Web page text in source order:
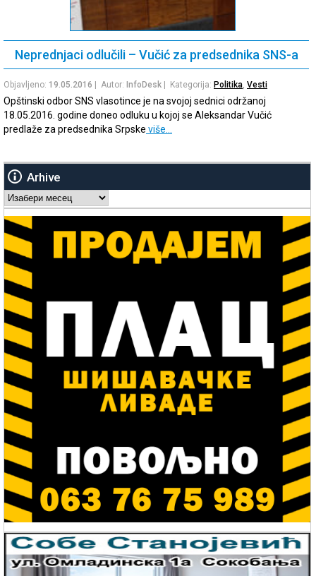
Neprednjaci odlučili – Vučić za predsednika SNS-a
Objavljeno: 19.05.2016 | Autor: InfoDesk | Kategorija: Politika, Vesti
Opštinski odbor SNS vlasotince je na svojoj sednici održanoj
18.05.2016. godine doneo odluku u kojoj se Aleksandar Vučić
predlaže za predsednika Srpske više…
Arhive
Arhive